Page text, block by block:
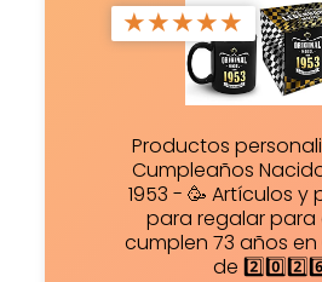
★★★★★
Productos
Cumpleaños
1953 - 🥳 Artículos
para regalar para
cumplen 73 años
de